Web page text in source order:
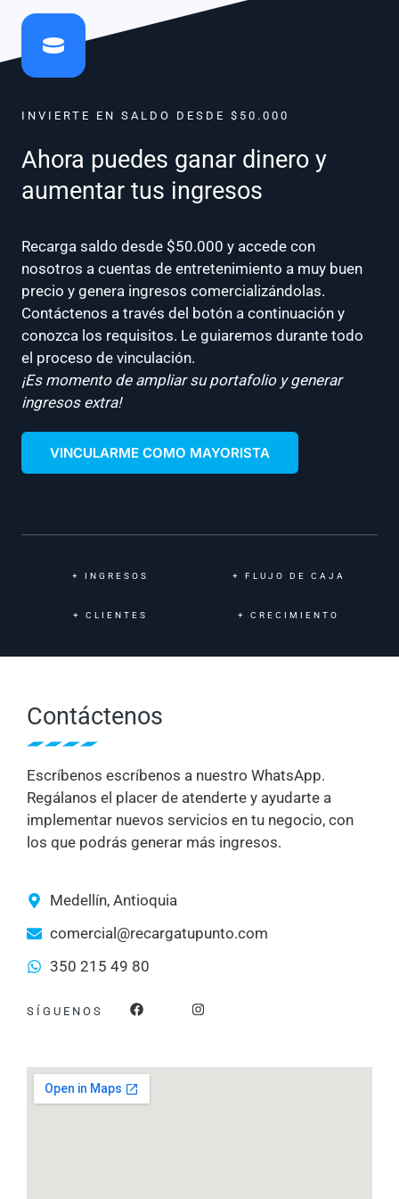
INVIERTE EN SALDO DESDE $50.000
Ahora puedes ganar dinero y
aumentar tus ingresos
Recarga saldo desde $50.000 y accede con
nosotros a cuentas de entretenimiento a muy buen
precio y genera ingresos comercializándolas.
Contáctenos a través del botón a continuación y
conozca los requisitos. Le guiaremos durante todo
el proceso de vinculación.
¡Es momento de ampliar su portafolio y generar
ingresos extra!
VINCULARME COMO MAYORISTA
+ INGRESOS + FLUJO DE CAJA
+ CLIENTES + CRECIMIENTO
Contáctenos
Escríbenos escríbenos a nuestro WhatsApp.
Regálanos el placer de atenderte y ayudarte a
implementar nuevos servicios en tu negocio, con
los que podrás generar más ingresos.
Medellín, Antioquia
comercial@recargatupunto.com
350 215 49 80
SÍGUENOS
F
a
o
o
k
I
n
g